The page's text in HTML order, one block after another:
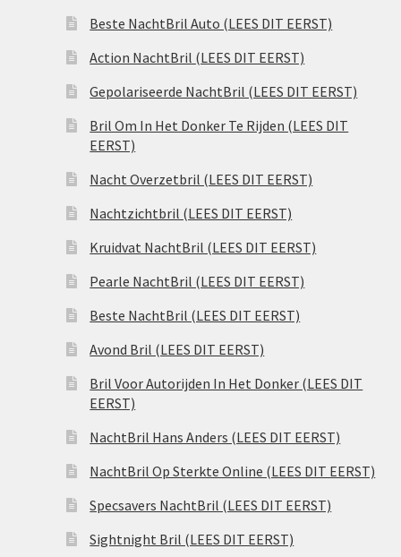
Beste NachtBril Auto (LEES DIT EERST)
Action NachtBril (LEES DIT EERST)
Gepolariseerde NachtBril (LEES DIT EERST)
Bril Om In Het Donker Te Rijden (LEES DIT
EERST)
Nacht Overzetbril (LEES DIT EERST)
Nachtzichtbril (LEES DIT EERST)
Kruidvat NachtBril (LEES DIT EERST)
Pearle NachtBril (LEES DIT EERST)
Beste NachtBril (LEES DIT EERST)
Avond Bril (LEES DIT EERST)
Bril Voor Autorijden In Het Donker (LEES DIT
EERST)
NachtBril Hans Anders (LEES DIT EERST)
NachtBril Op Sterkte Online (LEES DIT EERST)
Specsavers NachtBril (LEES DIT EERST)
Sightnight Bril (LEES DIT EERST)